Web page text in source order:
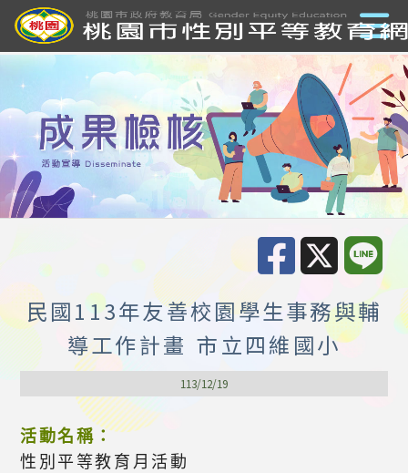
民國113年友善校園學生事務與輔
導工作計畫 市立四維國小
113/12/19
活動名稱：
性別平等教育月活動